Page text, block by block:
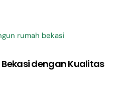
dengan Kualitas